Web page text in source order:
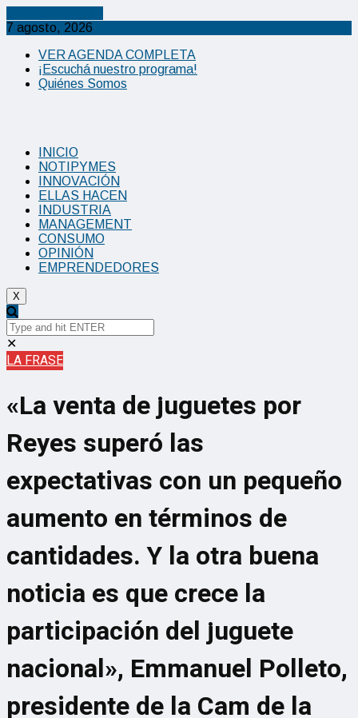
7 agosto, 2026
VER AGENDA COMPLETA
¡Escuchá nuestro programa!
Quiénes Somos
INICIO
NOTIPYMES
INNOVACIÓN
ELLAS HACEN
INDUSTRIA
MANAGEMENT
CONSUMO
OPINIÓN
EMPRENDEDORES
X
✕
LA FRASE
«La venta de juguetes por
Reyes superó las
expectativas con un pequeño
aumento en términos de
cantidades. Y la otra buena
noticia es que crece la
participación del juguete
nacional», Emmanuel Polleto,
presidente de la Cam de la